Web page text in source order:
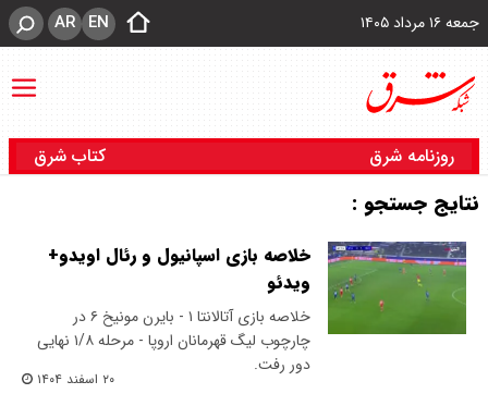
جمعه ۱۶ مرداد ۱۴۰۵ EN
AR
روزنامه شرق کتاب شرق
نتایج جستجو :
خلاصه بازی اسپانیول و رئال اویدو+
ویدئو
خلاصه بازی آتالانتا ۱ - بایرن مونیخ ۶ در
چارچوب لیگ قهرمانان اروپا - مرحله ۱/۸ نهایی
دور رفت.
۲۰ اسفند ۱۴۰۴